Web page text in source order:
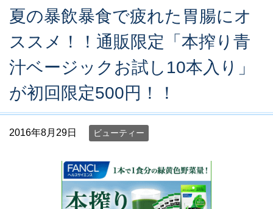
夏の暴飲暴食で疲れた胃腸にオ
ススメ！！通販限定「本搾り青
汁ベージックお試し10本入り」
が初回限定500円！！
2016年8月29日 ビューティー